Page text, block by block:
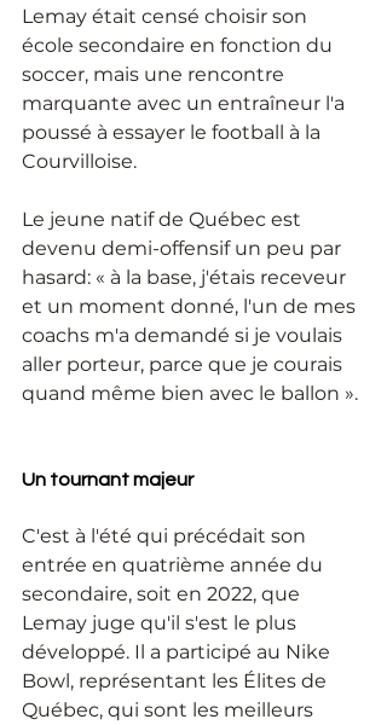
Lemay était censé choisir son
école secondaire en fonction du
soccer, mais une rencontre
marquante avec un entraîneur l'a
poussé à essayer le football à la
Courvilloise.
Le jeune natif de Québec est
devenu demi-offensif un peu par
hasard: « à la base, j'étais receveur
et un moment donné, l'un de mes
coachs m'a demandé si je voulais
aller porteur, parce que je courais
quand même bien avec le ballon ».
Un tournant majeur
C'est à l'été qui précédait son
entrée en quatrième année du
secondaire, soit en 2022, que
Lemay juge qu'il s'est le plus
développé. Il a participé au Nike
Bowl, représentant les Élites de
Québec, qui sont les meilleurs